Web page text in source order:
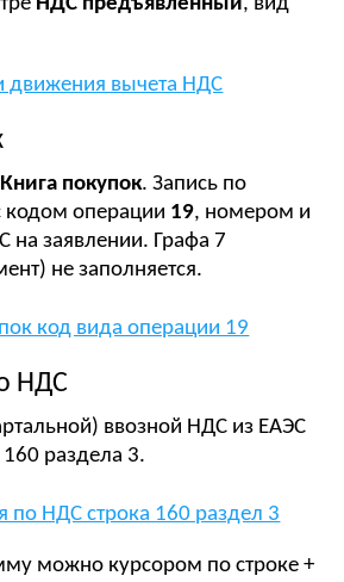
покупок. Запись по
кодом операции 19, номером и
на заявлении. Графа 7
не заполняется.
НДС
ввозной НДС из ЕАЭС
160 раздела 3.
можно курсором по строке +